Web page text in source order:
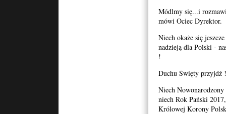
Módlmy się...i
mówi Ociec Dyrektor.
Niech okaże się
nadzieją dla Polski -
!
Duchu Święty przyjdź !
Niech
niech Rok Pański
Królowej Korony